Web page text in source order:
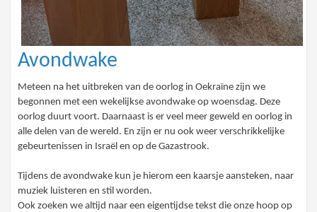
Avondwake
Meteen na het uitbreken van de oorlog in Oekraïne zijn we
begonnen met een wekelijkse avondwake op woensdag. Deze
oorlog duurt voort. Daarnaast is er veel meer geweld en oorlog in
alle delen van de wereld. En zijn er nu ook weer verschrikkelijke
gebeurtenissen in Israël en op de Gazastrook.
Tijdens de avondwake kun je hierom een kaarsje aansteken, naar
muziek luisteren en stil worden.
Ook zoeken we altijd naar een eigentijdse tekst die onze hoop op